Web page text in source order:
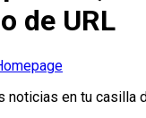
de URL
noticias en tu casilla